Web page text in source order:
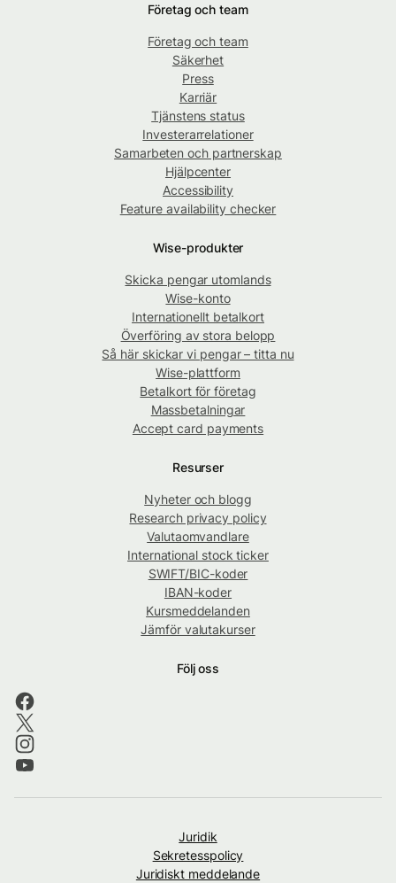
Företag och team
Företag och team
Säkerhet
Press
Karriär
Tjänstens status
Investerarrelationer
Samarbeten och partnerskap
Hjälpcenter
Accessibility
Feature availability checker
Wise-produkter
Skicka pengar utomlands
Wise-konto
Internationellt betalkort
Överföring av stora belopp
Så här skickar vi pengar – titta nu
Wise-plattform
Betalkort för företag
Massbetalningar
Accept card payments
Resurser
Nyheter och blogg
Research privacy policy
Valutaomvandlare
International stock ticker
SWIFT/BIC-koder
IBAN-koder
Kursmeddelanden
Jämför valutakurser
Följ oss
Juridik
Sekretesspolicy
Juridiskt meddelande